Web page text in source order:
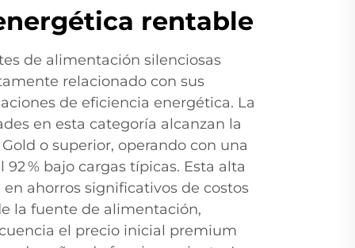
rentable
de alimentación silenciosas
relacionado con sus
de eficiencia energética. La
en esta categoría alcanzan la
o superior, operando con una
% bajo cargas típicas. Esta alta
ahorros significativos de costos
la fuente de alimentación,
el precio inicial premium